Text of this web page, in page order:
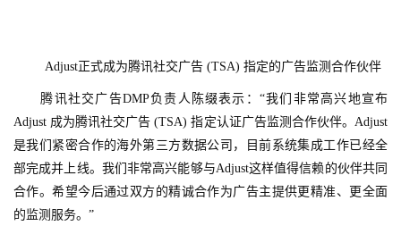
首
Adjust正式成为腾讯社交广告 (TSA) 指定的广告监测合作伙伴
腾讯社交广告DMP负责人陈缀表示：“我们非常高兴地宣布
Adjust 成为腾讯社交广告 (TSA) 指定认证广告监测合作伙伴。Adjust
是我们紧密合作的海外第三方数据公司，目前系统集成工作已经全
部完成并上线。我们非常高兴能够与Adjust这样值得信赖的伙伴共同
合作。希望今后通过双方的精诚合作为广告主提供更精准、更全面
的监测服务。”